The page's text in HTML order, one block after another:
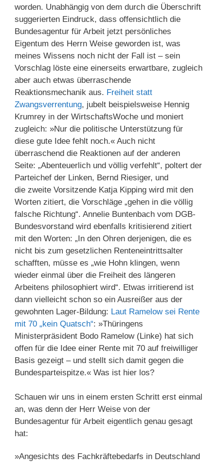
worden. Unabhängig von dem durch die Überschrift
suggerierten Eindruck, dass offensichtlich die
Bundesagentur für Arbeit jetzt persönliches
Eigentum des Herrn Weise geworden ist, was
meines Wissens noch nicht der Fall ist – sein
Vorschlag löste eine einerseits erwartbare, zugleich
aber auch etwas überraschende
Reaktionsmechanik aus. Freiheit statt
Zwangsverrentung, jubelt beispielsweise Hennig
Krumrey in der WirtschaftsWoche und moniert
zugleich: »Nur die politische Unterstützung für
diese gute Idee fehlt noch.« Auch nicht
überraschend die Reaktionen auf der anderen
Seite: „Abenteuerlich und völlig verfehlt“, poltert der
Parteichef der Linken, Bernd Riesiger, und
die zweite Vorsitzende Katja Kipping wird mit den
Worten zitiert, die Vorschläge „gehen in die völlig
falsche Richtung“. Annelie Buntenbach vom DGB-
Bundesvorstand wird ebenfalls kritisierend zitiert
mit den Worten: „In den Ohren derjenigen, die es
nicht bis zum gesetzlichen Renteneintrittsalter
schafften, müsse es „wie Hohn klingen, wenn
wieder einmal über die Freiheit des längeren
Arbeitens philosophiert wird“. Etwas irritierend ist
dann vielleicht schon so ein Ausreißer aus der
gewohnten Lager-Bildung: Laut Ramelow sei Rente
mit 70 „kein Quatsch“: »Thüringens
Ministerpräsident Bodo Ramelow (Linke) hat sich
offen für die Idee einer Rente mit 70 auf freiwilliger
Basis gezeigt – und stellt sich damit gegen die
Bundesparteispitze.« Was ist hier los?
Schauen wir uns in einem ersten Schritt erst einmal
an, was denn der Herr Weise von der
Bundesagentur für Arbeit eigentlich genau gesagt
hat:
»Angesichts des Fachkräftebedarfs in Deutschland